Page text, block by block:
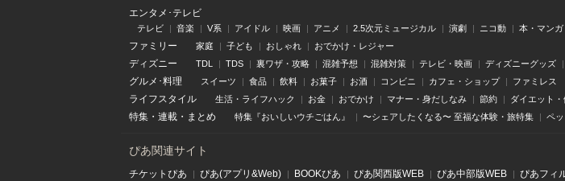
エンタメ･テレビ
テレビ 音楽 V系 アイドル 映画 アニメ 2.5次元ミュージカル 演劇 ニコ動 本・マンガ
ファミリー 家庭 子ども おしゃれ おでかけ・レジャー
ディズニー TDL TDS 裏ワザ・攻略 混雑予想 混雑対策 テレビ・映画 ディズニーグッズ
グルメ･料理 スイーツ 食品 飲料 お菓子 お酒 コンビニ カフェ・ショップ ファミレス
ライフスタイル 生活・ライフハック お金 おでかけ マナー・身だしなみ 節約 ダイエット
特集 ・ 連載 ・ まとめ 特集『おいしいウチごはん』 〜シェアしたくなる〜 至福な体験・旅特集 ペ
ぴあ関連サイト
チケットぴあ ぴあ(アプリ&Web) BOOKぴあ ぴあ関⻄版WEB ぴあ中部版WEB ぴあフィ